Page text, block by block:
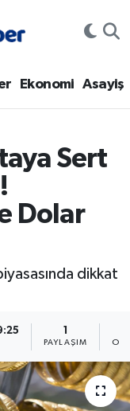
Ekonomi Asayiş
Sert
Dolar
dikkat
PAYLAŞIM
Haritası